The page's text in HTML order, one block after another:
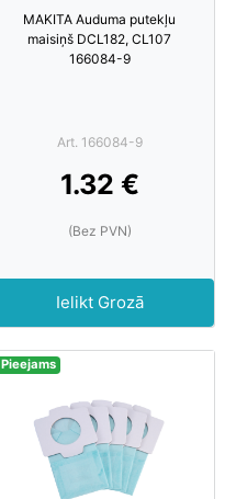
MAKITA Auduma putekļu
maisiņš DCL182, CL107
166084-9
Art. 166084-9
1.32 €
(Bez PVN)
Ielikt Grozā
Pieejams